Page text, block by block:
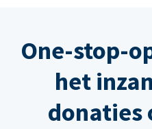
One-stop-
het
donaties